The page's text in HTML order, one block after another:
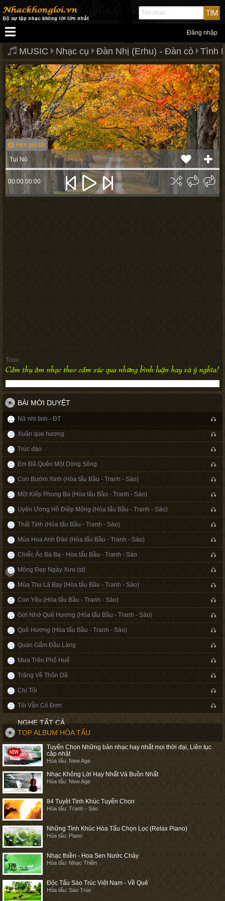
Đăng nhập
MUSIC Nhạc cụ Đàn Nhị (Erhu) - Đàn cò Tình
Hẹn giờ tắt
Tụi Nó
00:00 00:00
Total:
BÀI MỚI DUYỆT
Nữ nhi tình - ĐT
Xuân que hương
Trúc đào
Em Đã Quên Một Dòng Sông
Con Bướm Xinh (Hòa tấu Bầu - Tranh - Sáo)
Một Kiếp Phong Ba (Hòa tấu Bầu - Tranh - Sáo)
Uyên Ương Hồ Điệp Mộng (Hòa tấu Bầu - Tranh - Sáo)
Thất Tình (Hòa tấu Bầu - Tranh - Sáo)
Mùa Hoa Anh Đào (Hòa tấu Bầu - Tranh - Sáo)
Chiếc Áo Bà Ba - Hòa tấu Bầu - Tranh - Sáo
Mộng Đẹp Ngày Xưa (st)
Mùa Thu Lá Bay (Hòa tấu Bầu - Tranh - Sáo)
Con Yêu (Hòa tấu Bầu - Tranh - Sáo)
Gợi Nhớ Quê Hương (Hòa tấu Bầu - Tranh - Sáo)
Quê Hương (Hòa tấu Bầu - Tranh - Sáo)
Quán Gấm Đầu Làng
Mưa Trên Phố Huế
Trăng Về Thôn Dã
Chị Tôi
Tôi Vẫn Cô Đơn
NGHE TẤT CẢ
TOP ALBUM HÒA TẤU
Tuyển Chọn Những bản nhạc hay nhất mọi thời đại, Liên tục
cập nhật
Hòa tấu: New Age
Nhạc Không Lời Hay Nhất Và Buồn Nhất
Hòa tấu: New Age
84 Tuyệt Tình Khúc Tuyển Chọn
Hòa tấu: Tranh - Sáo
Những Tình Khúc Hòa Tấu Chọn Lọc (Relax Piano)
Hòa tấu: Piano
Nhạc thiền - Hoa Sen Nước Chảy
Hòa tấu: Nhạc Thiền
Độc Tấu Sáo Trúc Việt Nam - Về Quê
Hòa tấu: Sáo Trúc